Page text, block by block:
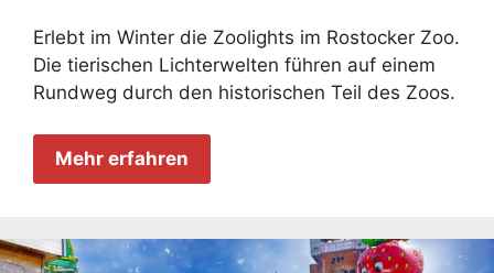
Erlebt im Winter die Zoolights im Rostocker Zoo.
Die tierischen Lichterwelten führen auf einem
Rundweg durch den historischen Teil des Zoos.
Mehr erfahren